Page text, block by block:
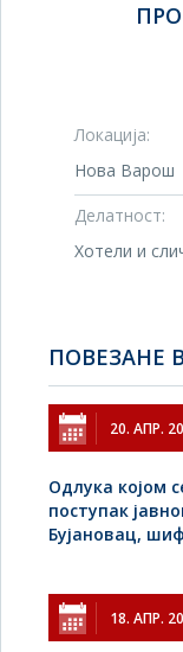
Локација:
Нова Варош
Делатност:
Хотели и
ПОВЕЗАНЕ
20. АПР.
Одлука којом
поступак
Бујановац,
18. АПР.